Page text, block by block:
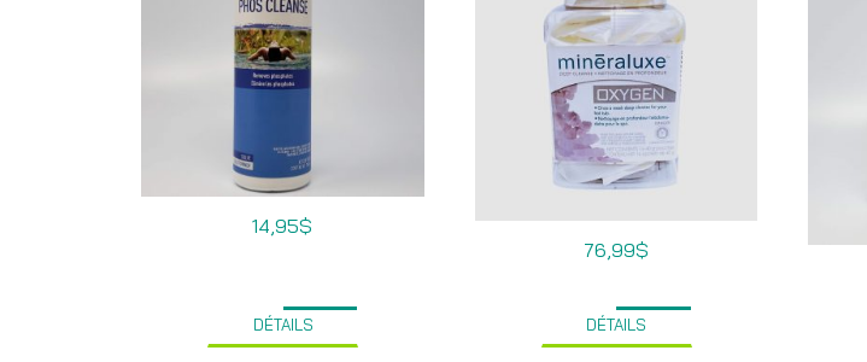
14,95$
DÉTAILS
76,99$
DÉTAILS